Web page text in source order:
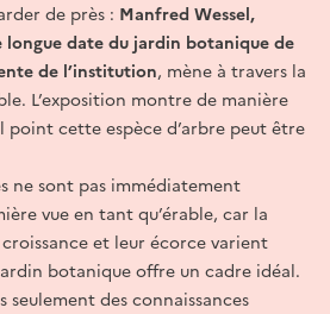
de près : Manfred Wessel,
date du jardin botanique de
de l’institution, mène à travers la
L’exposition montre de manière
point cette espèce d’arbre peut être
ne sont pas immédiatement
vue en tant qu’érable, car la
et leur écorce varient
botanique offre un cadre idéal.
seulement des connaissances